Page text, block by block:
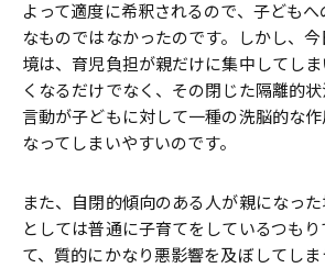
よって適度に希釈されるので、子ども
なものではなかったのです。しかし、
境は、育児負担が親だけに集中してし
くなるだけでなく、その閉じた隔離的
言動が子どもに対して一種の洗脳的な
なってしまいやすいのです。
また、自閉的傾向のある人が親になっ
としては普通に子育てをしているつも
て、質的にかなり悪影響を及ぼしてし